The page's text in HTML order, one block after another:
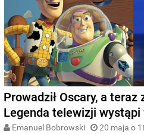
Prowadził Oscary, a teraz
Legenda telewizji wystąpi
Emanuel Bobrowski 20 maja o